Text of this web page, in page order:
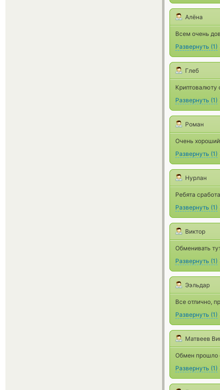
Алёна
Всем очень
Развернуть (1)
Глеб
Криптовалюту
Развернуть (1)
Роман
Очень
Развернуть (1)
Нурлан
Ребята
Развернуть (1)
Виктор
Обменивать
Развернуть (1)
Ээльдар
Все отлично,
Развернуть (1)
Матвеев
Обмен прошло
Развернуть (1)